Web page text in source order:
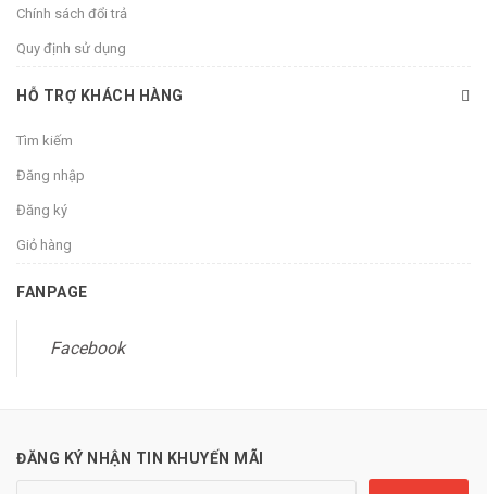
Chính sách đổi trả
Quy định sử dụng
HỖ TRỢ KHÁCH HÀNG
Tìm kiếm
Đăng nhập
Đăng ký
Giỏ hàng
FANPAGE
Facebook
ĐĂNG KÝ NHẬN TIN KHUYẾN MÃI